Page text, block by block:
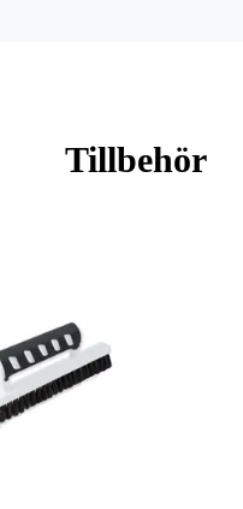
artikelnummer:
Tillbehör